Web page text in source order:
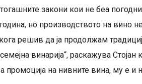
закони кои не беа
но производството на вино
решив да ја продолжам
винарија“, раскажува
промоција на нивните вина, му е и